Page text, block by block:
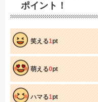
ポイント！
笑える1pt
萌える0pt
ハマる1pt